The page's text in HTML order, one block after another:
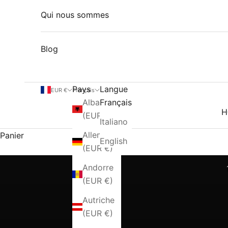
Qui nous sommes
Blog
EUR €
Pays
Albanie
Allemagne
(EUR €)
Andorre
(EUR €)
Autriche
(EUR €)
Français
Langue
Français
Italiano
English
Panier
LA NOSTRA STORIA - Dal 2007, Via Condotti